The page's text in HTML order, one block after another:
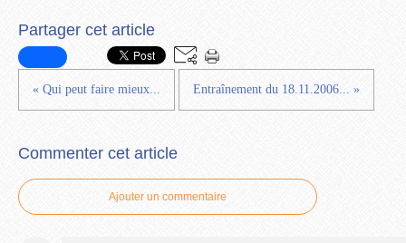
Partager cet article
« Qui peut faire mieux... Entraînement du 18.11.2006... »
Commenter cet article
Ajouter un commentaire